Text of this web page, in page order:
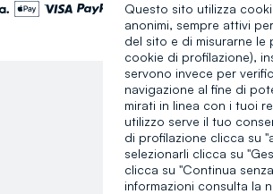
Questo sito utilizza
anonimi, sempre attivi
del sito e di misurarne le
cookie di profilazione),
servono invece per
navigazione al fine di
mirati in linea con i tuoi
utilizzo serve il tuo
di profilazione clicca su
selezionarli clicca su
clicca su "Continua
informazioni consulta la